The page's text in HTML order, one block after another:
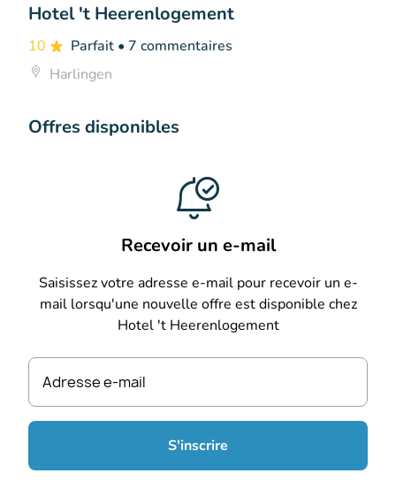
Hotel 't Heerenlogement
10 Parfait • 7 commentaires
Harlingen
Offres disponibles
Recevoir un e-mail
Saisissez votre adresse e-mail pour recevoir un e-
mail lorsqu'une nouvelle offre est disponible chez
Hotel 't Heerenlogement
Adresse e-mail
S'inscrire